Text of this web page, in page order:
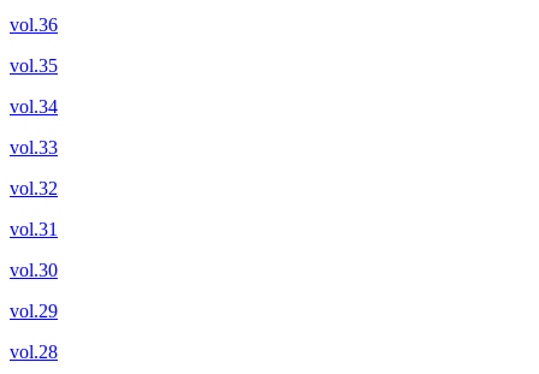
vol.36
vol.35
vol.34
vol.33
vol.32
vol.31
vol.30
vol.29
vol.28